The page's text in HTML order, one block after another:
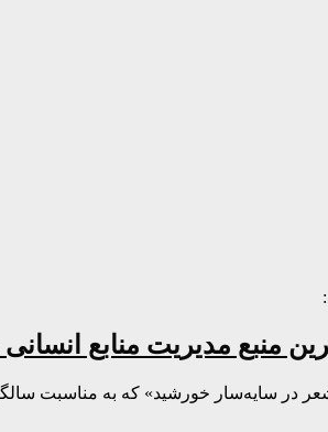
منبع مدیریت منابع
در سایه‌سار خورشید» که به مناسبت